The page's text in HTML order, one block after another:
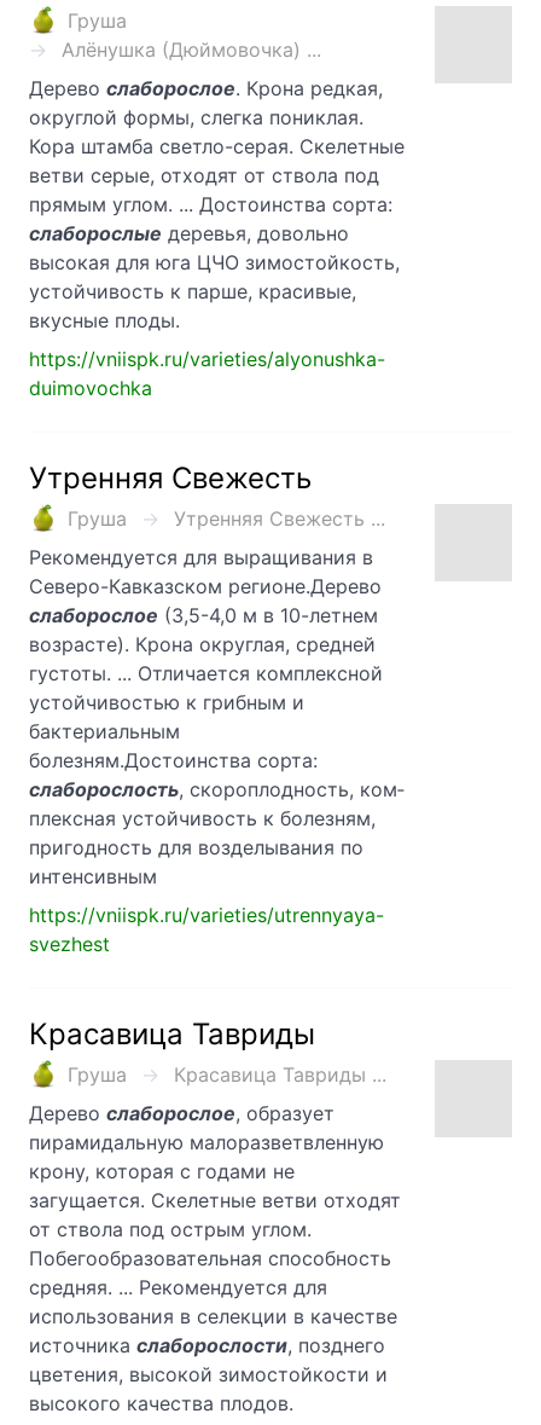
Груша
Алёнушка (Дюймовочка) ...
Дерево слаборослое. Крона редкая,
округлой формы, слегка пониклая.
Кора штамба светло-серая. Скелетные
ветви серые, отходят от ствола под
прямым углом. ... Достоинства сорта:
слаборослые деревья, довольно
высокая для юга ЦЧО зимостойкость,
устойчивость к парше, красивые,
вкусные плоды.
https://vniispk.ru/varieties/alyonushka-
duimovochka
Утренняя Свежесть
Груша
Утренняя Свежесть ...
Рекомендуется для выращивания в
Севе­ро-Кавказском регионе.Дерево
слаборослое (3,5-4,0 м в 10-летнем
возрасте). Крона округлая, средней
густоты. ... От­личается комплексной
устойчивостью к грибным и
бактериальным
болезням.Достоинства сорта:
слаборослость, скороплодность, ком­
плексная устойчивость к болезням,
пригодность для возделывания по
интенсивным
https://vniispk.ru/varieties/utrennyaya-
svezhest
Красавица Тавриды
Груша
Красавица Тавриды ...
Дерево слаборослое, образует
пирамидальную малоразветвленную
крону, которая с годами не
загущается. Скелетные ветви отходят
от ствола под острым углом.
Побегообразовательная способность
средняя. ... Рекомендуется для
использования в селекции в качестве
источника слаборослости, позднего
цветения, высокой зимостойкости и
высокого качества плодов.